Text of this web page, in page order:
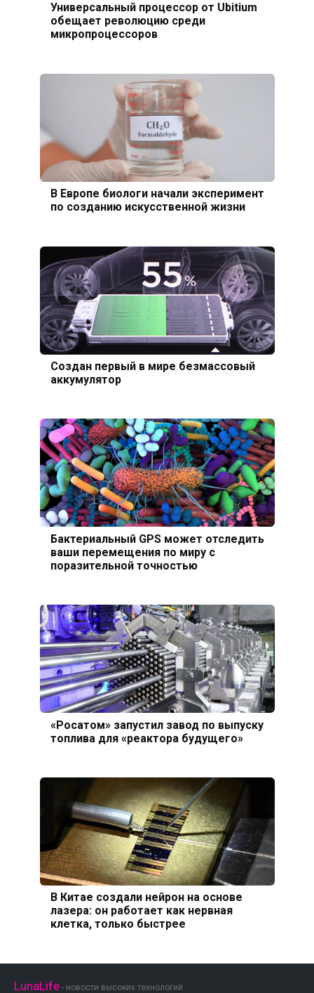
Универсальный процессор от Ubitium
обещает революцию среди
микропроцессоров
В Европе биологи начали эксперимент
по созданию искусственной жизни
Создан первый в мире безмассовый
аккумулятор
Бактериальный GPS может отследить
ваши перемещения по миру с
поразительной точностью
«Росатом» запустил завод по выпуску
топлива для «реактора будущего»
В Китае создали нейрон на основе
лазера: он работает как нервная
клетка, только быстрее
LunaLife - новости высоких технологий